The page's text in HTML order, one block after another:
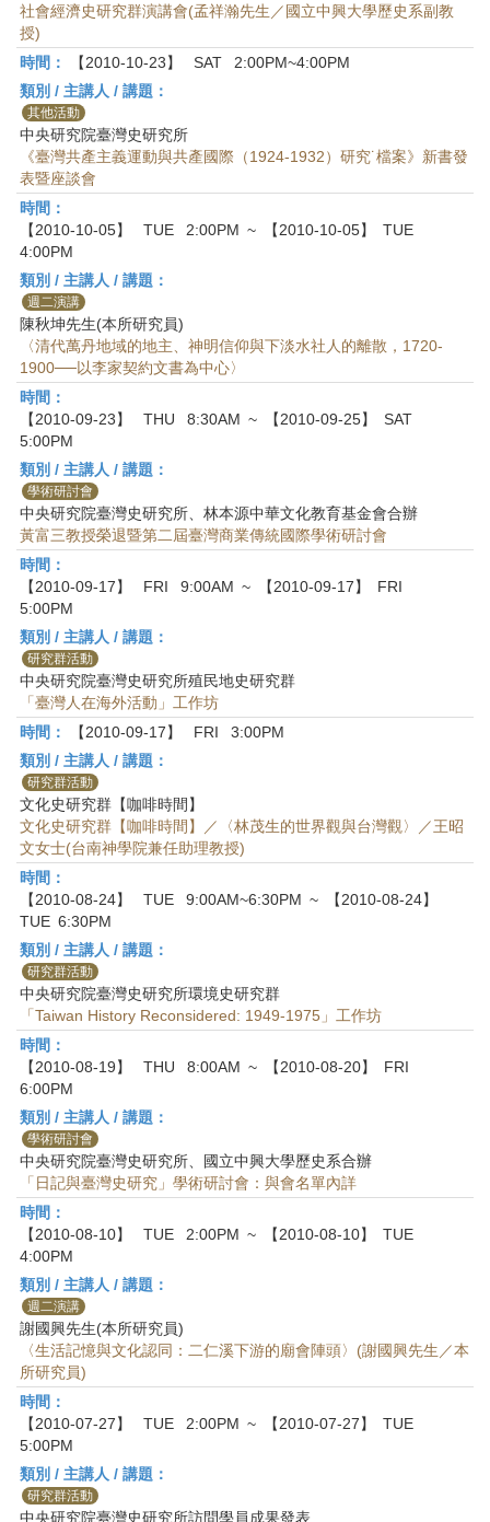
社會經濟史研究群演講會(孟祥瀚先生／國立中興大學歷史系副教
授)
時間：
【2010-10-23】 SAT
2:00PM~4:00PM
類別 / 主講人 / 講題：
其他活動
中央研究院臺灣史研究所
《臺灣共產主義運動與共產國際（1924-1932）研究˙檔案》新書發
表暨座談會
時間：
【2010-10-05】
TUE 2:00PM ~ 【2010-10-05】
TUE
4:00PM
類別 / 主講人 / 講題：
週二演講
陳秋坤先生(本所研究員)
〈清代萬丹地域的地主、神明信仰與下淡水社人的離散，1720-
1900──以李家契約文書為中心〉
時間：
【2010-09-23】
THU 8:30AM ~ 【2010-09-25】
SAT
5:00PM
類別 / 主講人 / 講題：
學術研討會
中央研究院臺灣史研究所、林本源中華文化教育基金會合辦
黃富三教授榮退暨第二屆臺灣商業傳統國際學術研討會
時間：
【2010-09-17】
FRI 9:00AM ~ 【2010-09-17】
FRI
5:00PM
類別 / 主講人 / 講題：
研究群活動
中央研究院臺灣史研究所殖民地史研究群
「臺灣人在海外活動」工作坊
時間：
【2010-09-17】 FRI
3:00PM
類別 / 主講人 / 講題：
研究群活動
文化史研究群【咖啡時間】
文化史研究群【咖啡時間】／〈林茂生的世界觀與台灣觀〉／王昭
文女士(台南神學院兼任助理教授)
時間：
【2010-08-24】
TUE 9:00AM~6:30PM ~
【2010-08-24】
TUE 6:30PM
類別 / 主講人 / 講題：
研究群活動
中央研究院臺灣史研究所環境史研究群
「Taiwan History Reconsidered: 1949-1975」工作坊
時間：
【2010-08-19】
THU 8:00AM ~ 【2010-08-20】
FRI
6:00PM
類別 / 主講人 / 講題：
學術研討會
中央研究院臺灣史研究所、國立中興大學歷史系合辦
「日記與臺灣史研究」學術研討會：與會名單內詳
時間：
【2010-08-10】
TUE 2:00PM ~ 【2010-08-10】
TUE
4:00PM
類別 / 主講人 / 講題：
週二演講
謝國興先生(本所研究員)
〈生活記憶與文化認同：二仁溪下游的廟會陣頭〉(謝國興先生／本
所研究員)
時間：
【2010-07-27】
TUE 2:00PM ~ 【2010-07-27】
TUE
5:00PM
類別 / 主講人 / 講題：
研究群活動
中央研究院臺灣史研究所訪問學員成果發表